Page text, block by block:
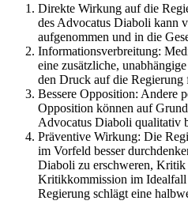
Direkte Wirkung auf die
des Advocatus Diaboli kann
aufgenommen und in die
Informationsverbreitung:
eine zusätzliche,
den Druck auf die Regierung
Bessere Opposition: Andere
Opposition können auf
Advocatus Diaboli qualitativ
Präventive Wirkung: Die
im Vorfeld besser
Diaboli zu erschweren, Kritik
Kritikkommission im Idealfall
Regierung schlägt eine